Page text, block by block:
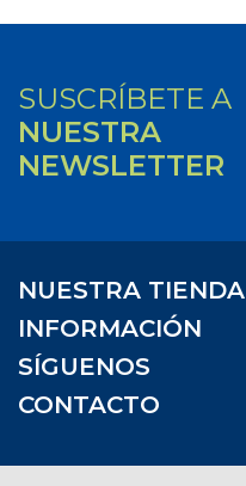
SUSCRÍBETE A
NUESTRA
NEWSLETTER
NUESTRA TIENDA
INFORMACIÓN
SÍGUENOS
CONTACTO